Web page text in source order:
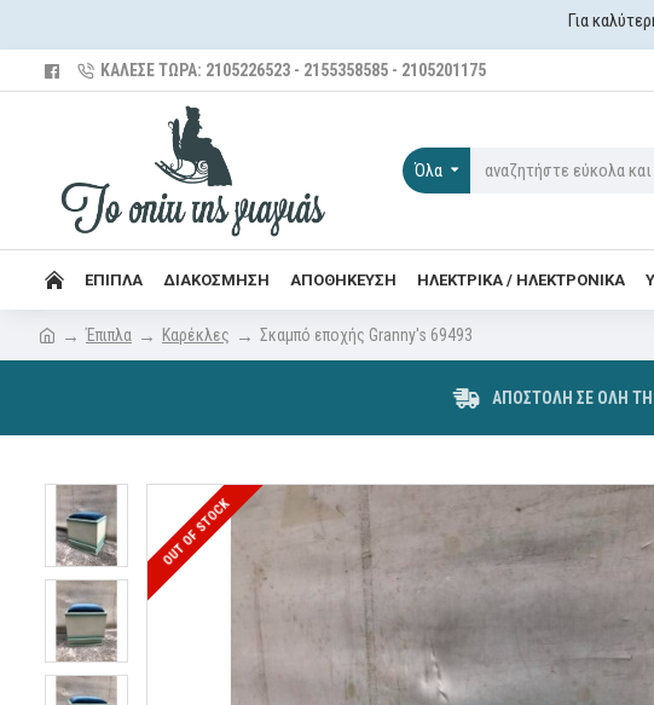
Για
ΚΆΛΕΣΕ ΤΏΡΑ: 2105226523 - 2155358585 - 2105201175
Όλα
ΈΠΙΠΛΑ ΔΙΑΚΌΣΜΗΣΗ ΑΠΟΘΉΚΕΥΣΗ ΗΛΕΚΤΡΙΚΆ / ΗΛΕΚΤΡΟΝΙΚΆ
Έπιπλα Καρέκλες Σκαμπό εποχής Granny's 69493
ΑΠΟΣΤΟΛΉ ΣΕ ΌΛΗ
OUT OF STOCK